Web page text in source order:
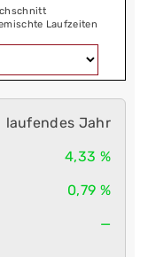
Laufzeiten
laufendes Jahr
4,33 %
0,79 %
—